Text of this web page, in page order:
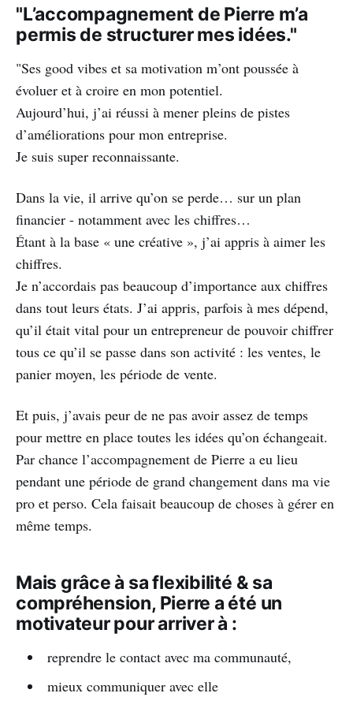
"L’accompagnement de Pierre m’a
permis de structurer mes idées."
"Ses good vibes et sa motivation m’ont poussée à
évoluer et à croire en mon potentiel.
Aujourd’hui, j’ai réussi à mener pleins de pistes
d’améliorations pour mon entreprise.
Je suis super reconnaissante.
Dans la vie, il arrive qu’on se perde… sur un plan
financier - notamment avec les chiffres…
Étant à la base « une créative », j’ai appris à aimer les
chiffres.
Je n’accordais pas beaucoup d’importance aux chiffres
dans tout leurs états. J’ai appris, parfois à mes dépend,
qu’il était vital pour un entrepreneur de pouvoir chiffrer
tous ce qu’il se passe dans son activité : les ventes, le
panier moyen, les période de vente.
Et puis, j’avais peur de ne pas avoir assez de temps
pour mettre en place toutes les idées qu’on échangeait.
Par chance l’accompagnement de Pierre a eu lieu
pendant une période de grand changement dans ma vie
pro et perso. Cela faisait beaucoup de choses à gérer en
même temps.
Mais grâce à sa flexibilité & sa
compréhension, Pierre a été un
motivateur pour arriver à :
reprendre le contact avec ma communauté,
mieux communiquer avec elle